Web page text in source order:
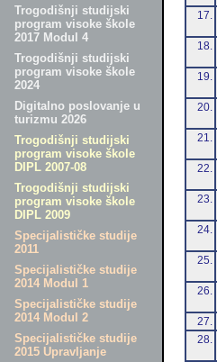
Trogodišnji studijski
program visoke škole
2017 Modul 4
Trogodišnji studijski
program visoke škole
2024
Digitalno poslovanje u
turizmu 2026
Trogodišnji studijski
program visoke škole
DIPL 2007-08
Trogodišnji studijski
program visoke škole
DIPL 2009
Specijalističke studije
2011
Specijalističke studije
2014 Modul 1
Specijalističke studije
2014 Modul 2
Specijalističke studije
2015 Upravljanje
17.
18.
19.
20.
21.
22.
23.
24.
25.
26.
27.
28.